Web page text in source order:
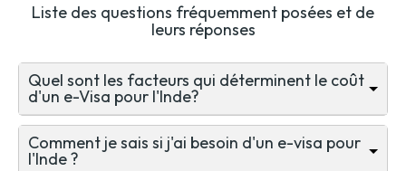
Liste des questions fréquemment posées et de
leurs réponses
Quel sont les facteurs qui déterminent le coût
d'un e-Visa pour l'Inde?
Comment je sais si j'ai besoin d'un e-visa pour
l'Inde ?